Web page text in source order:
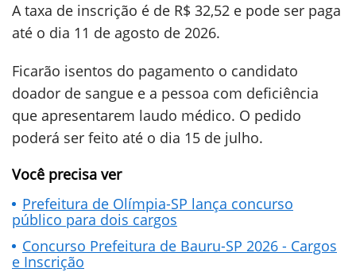
A taxa de inscrição é de R$ 32,52 e pode ser paga
até o dia 11 de agosto de 2026.
Ficarão isentos do pagamento o candidato
doador de sangue e a pessoa com deficiência
que apresentarem laudo médico. O pedido
poderá ser feito até o dia 15 de julho.
Você precisa ver
Prefeitura de Olímpia-SP lança concurso
público para dois cargos
Concurso Prefeitura de Bauru-SP 2026 - Cargos
e Inscrição